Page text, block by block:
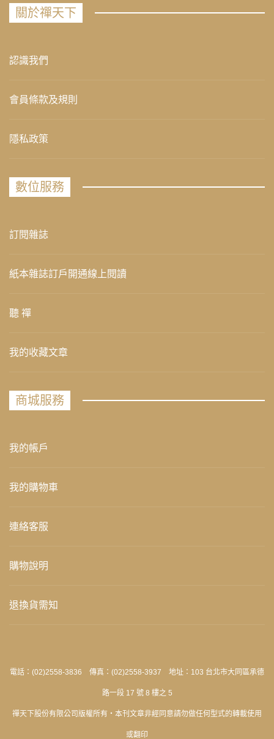
關於禪天下
認識我們
會員條款及規則
隱私政策
數位服務
訂閱雜誌
紙本雜誌訂戶開通線上閱讀
聽 禪
我的收藏文章
商城服務
我的帳戶
我的購物車
連絡客服
購物說明
退換貨需知
電話：(02)2558-3836 傳真：(02)2558-3937 地址：103 台北市大同區承德
路一段 17 號 8 樓之 5
禪天下股份有限公司版權所有‧本刊文章非經同意請勿做任何型式的轉載使用
或翻印